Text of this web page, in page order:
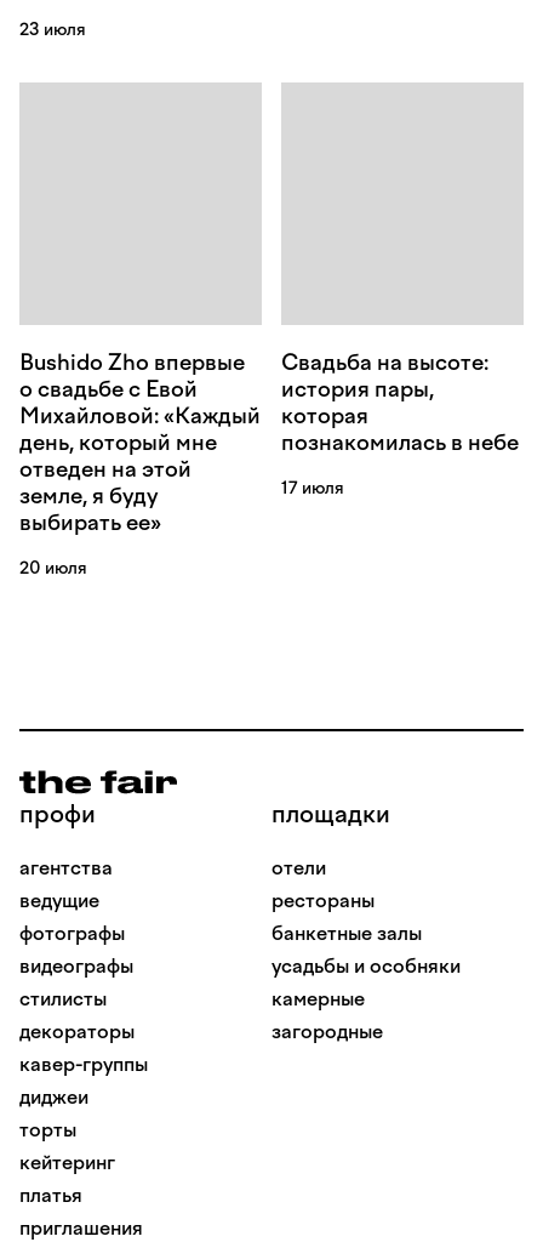
23 июля
Bushido Zho впервые
о свадьбе с Евой
Михайловой: «Каждый
день, который мне
отведен на этой
земле, я буду
выбирать ее»
20 июля
Свадьба на высоте:
история пары,
которая
познакомилась в небе
17 июля
профи
агентства
ведущие
фотографы
видеографы
стилисты
декораторы
кавер-группы
диджеи
торты
кейтеринг
платья
приглашения
площадки
отели
рестораны
банкетные залы
усадьбы и особняки
камерные
загородные